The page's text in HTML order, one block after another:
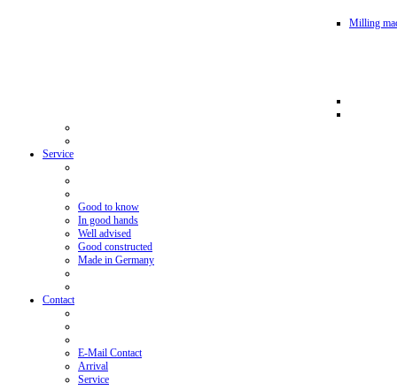
Milling
Service
Good to know
In good hands
Well advised
Good constructed
Made in Germany
Contact
E-Mail Contact
Arrival
Service